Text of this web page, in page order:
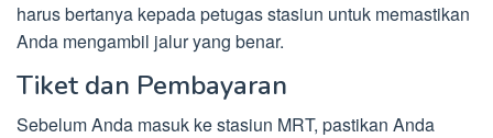
harus bertanya kepada petugas stasiun untuk memastikan
Anda mengambil jalur yang benar.
Tiket dan Pembayaran
Sebelum Anda masuk ke stasiun MRT, pastikan Anda